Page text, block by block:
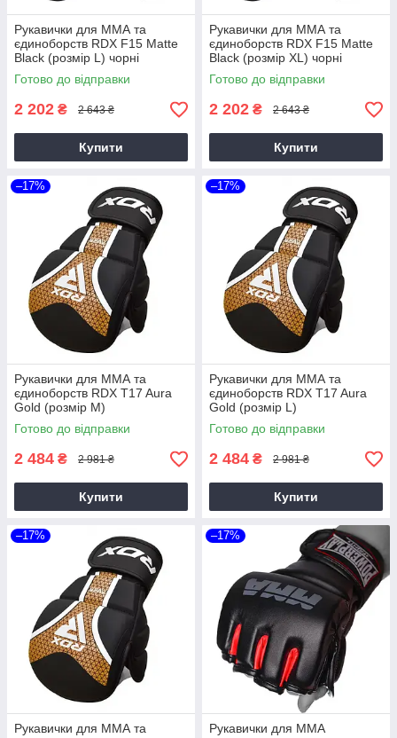
Рукавички для ММА та
єдиноборств RDX F15 Matte
Black (розмір L) чорні
Готово до відправки
2 202 ₴ 2 643 ₴
Купити
Рукавички для ММА та
єдиноборств RDX F15 Matte
Black (розмір XL) чорні
Готово до відправки
2 202 ₴ 2 643 ₴
Купити
–17%
Рукавички для ММА та
єдиноборств RDX T17 Aura
Gold (розмір M)
Готово до відправки
2 484 ₴ 2 981 ₴
Купити
–17%
Рукавички для ММА та
єдиноборств RDX T17 Aura
Gold (розмір L)
Готово до відправки
2 484 ₴ 2 981 ₴
Купити
–17%
Рукавички для ММА та
–17%
Рукавички для MMA